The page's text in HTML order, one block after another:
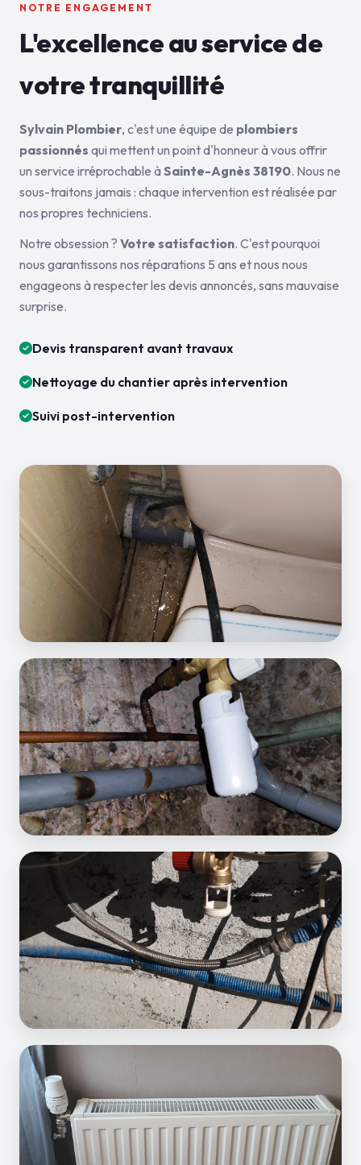
NOTRE ENGAGEMENT
L'excellence au service de
votre tranquillité
Sylvain Plombier, c'est une équipe de plombiers
passionnés qui mettent un point d'honneur à vous offrir
un service irréprochable àSainte-Agnès 38190. Nous ne
sous-traitons jamais : chaque intervention est réalisée par
nos propres techniciens.
Notre obsession ? Votre satisfaction. C'est pourquoi
nous garantissons nos réparations 5 ans et nous nous
engageons à respecter les devis annoncés, sans mauvaise
surprise.
Devis transparent avant travaux
Nettoyage du chantier après intervention
Suivi post-intervention